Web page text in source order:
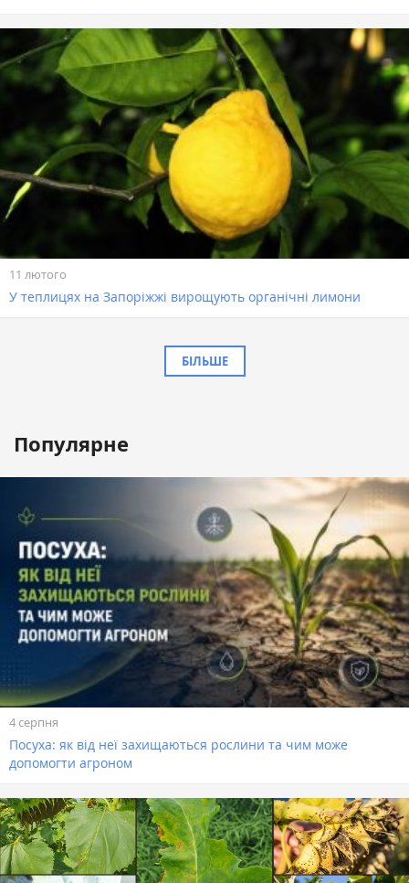
11 лютого
У теплицях на Запоріжжі вирощують органічні лимони
БІЛЬШЕ
Популярне
4 серпня
Посуха: як від неї захищаються рослини та чим може
допомогти агроном